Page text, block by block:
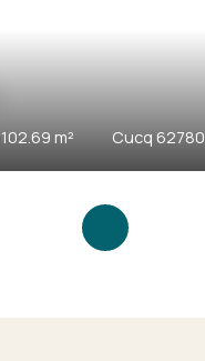
102.69 m² Cucq 62780